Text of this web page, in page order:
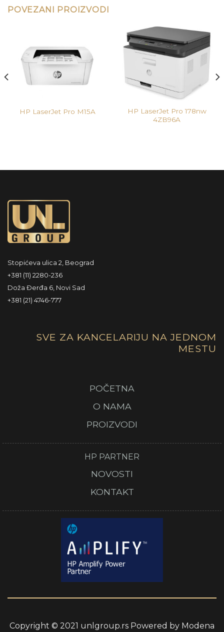
POVEZANI PROIZVODI
HP LaserJet Pro M15A
HP LaserJet Pro 178nw
4ZB96A
Stopićeva ulica 2, Beograd
+381 (11) 2280-236
Doža Đerđa 6, Novi Sad
+381 (21) 4746-777
SVE ZA KANCELARIJU NA JEDNOM
MESTU
POČETNA
O NAMA
PROIZVODI
HP PARTNER
NOVOSTI
KONTAKT
Copyright © 2021 unlgroup.rs Powered by Modena